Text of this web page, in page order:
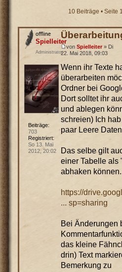
10 Beiträge • Seite 1
von Spielleiter» Di
22. Mai 2018, 09:03
Wenn ihr Texte
überarbeiten
Ordner bei
Dort solltet ihr
und ablegen
schreien) Ich
paar Leere
Das selbe gilt
einer Tabelle als
abhaken können.
https://
... sp=sharing
Bei Änderungen
das kleine
drin) Text
Bemerkung zu
Spielleiter
Administrator
Beiträge:
703
Registriert:
So 13. Mai
2012, 20:02